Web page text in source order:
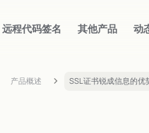
远程代码签名 其他产品 动
产品概述 SSL证书锐成信息的优